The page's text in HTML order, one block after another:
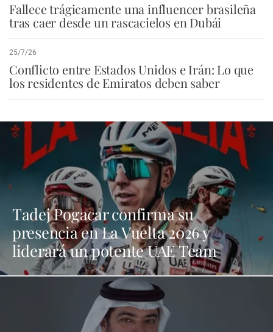
Fallece trágicamente una influencer brasileña
tras caer desde un rascacielos en Dubái
25/7/26
Conflicto entre Estados Unidos e Irán: Lo que
los residentes de Emiratos deben saber
Tadej Pogacar confirma su
presencia en La Vuelta 2026 y
liderará un potente UAE Team